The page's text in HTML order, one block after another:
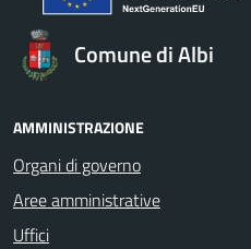
Comune di Albi
AMMINISTRAZIONE
Organi di governo
Aree amministrative
Uffici